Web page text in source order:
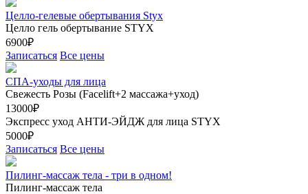
Целло-гелевые обертывания Styx
Целло гель обертывание STYX
6900₽
Записаться Все цены
СПА-уходы для лица
Свежесть Розы (Facelift+2 массажа+уход)
13000₽
Экспресс уход АНТИ-ЭЙДЖ для лица STYX
5000₽
Записаться Все цены
Пилинг-массаж тела - три в одном!
Пилинг-массаж тела